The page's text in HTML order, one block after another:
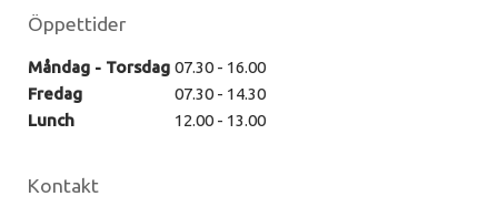
Öppettider
Måndag - Torsdag 07.30 - 16.00
Fredag
07.30 - 14.30
Lunch
12.00 - 13.00
Kontakt